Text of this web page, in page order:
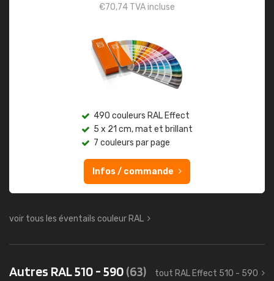
€70,74 TVA incluse
490 couleurs RAL Effect
5 x 21 cm, mat et brillant
7 couleurs par page
Infos / commande
voir tous les éventails couleur RAL
Autres RAL 510 - 590(63) tout RAL Effect 510 - 590